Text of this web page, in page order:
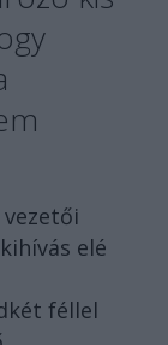
vezetői
elé
féllel